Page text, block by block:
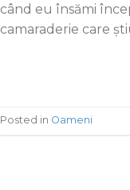
când eu însămi
camaraderie care
Posted in Oameni